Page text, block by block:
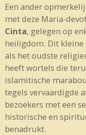
Een ander
met deze Maria-
Cinta, gelegen op
heiligdom. Dit
als het oudste
heeft wortels die
islamitische
tegels vervaardigde
bezoekers met een
historische en
benadrukt.